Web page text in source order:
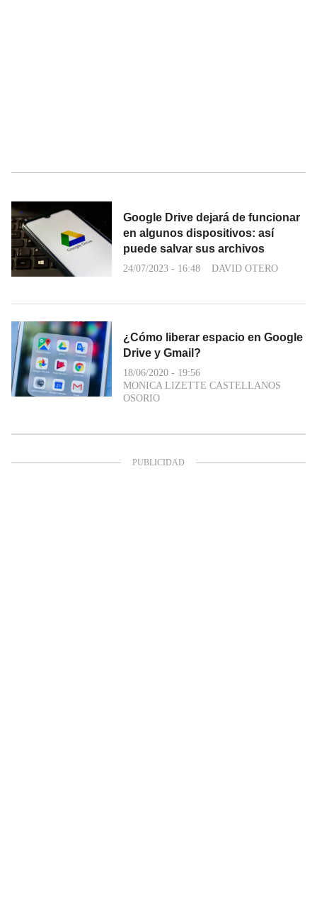
Google Drive dejará de funcionar
en algunos dispositivos: así
puede salvar sus archivos
24/07/2023 - 16:48 DAVID OTERO
¿Cómo liberar espacio en Google
Drive y Gmail?
18/06/2020 - 19:56
MONICA LIZETTE CASTELLANOS
OSORIO